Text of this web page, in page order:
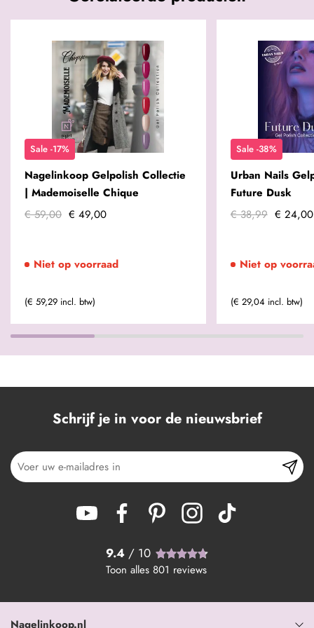
Sale -17%
Nagelinkoop Gelpolish Collectie
| Mademoiselle Chique
€ 59,00 € 49,00
Niet op voorraad
(€ 59,29 incl. btw)
Sale -38%
Urban Nails
Future Dusk
€ 38,99 € 24,00
Niet op
(€ 29,04 incl. btw)
Schrijf je in voor de nieuwsbrief
9.4 / 10
Toon alles 801 reviews
Nagelinkoop.nl